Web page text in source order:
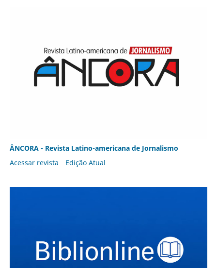
ÂNCORA - Revista Latino-americana de Jornalismo
Acessar revista
Edição Atual